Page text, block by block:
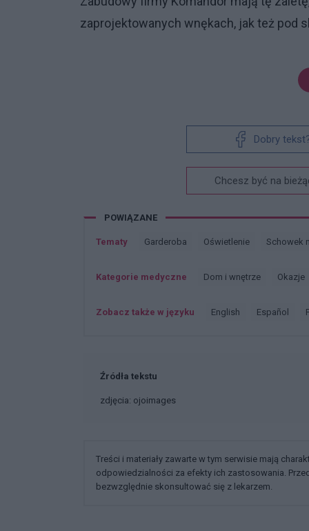
zaprojektowanych wnękach, jak też pod
Dobry
Chcesz być na
POWIĄZANE
Tematy Garderoba Oświetlenie
Kategorie medyczne Dom i wnętrze Okazje
Zobacz także w języku english español
Źródła tekstu
zdjęcia: ojoimages
Treści i materiały zawarte w tym serwisie mają
odpowiedzialności za efekty ich zastosowania.
bezwzględnie skonsultować się z lekarzem.